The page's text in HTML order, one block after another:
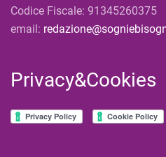
Codice Fiscale: 91345260375
email:
Privacy&Cookies